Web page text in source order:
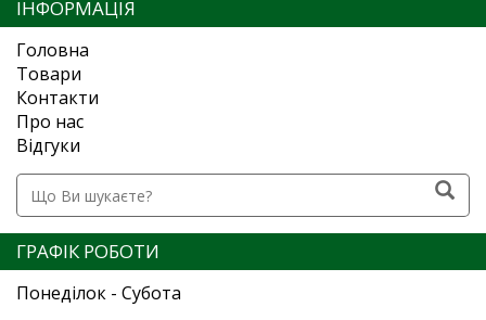
ІНФОРМАЦІЯ
Головна
Товари
Контакти
Про нас
Відгуки
ГРАФІК РОБОТИ
Понеділок - Субота